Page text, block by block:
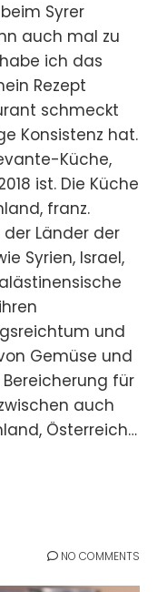
Syrer
auch mal zu
ich das
Rezept
schmeckt
Konsistenz hat.
Küche,
ist. Die Küche
franz.
Länder der
Syrien, Israel,
und
Gemüse und
für
auch
Österreich…
NO COMMENTS